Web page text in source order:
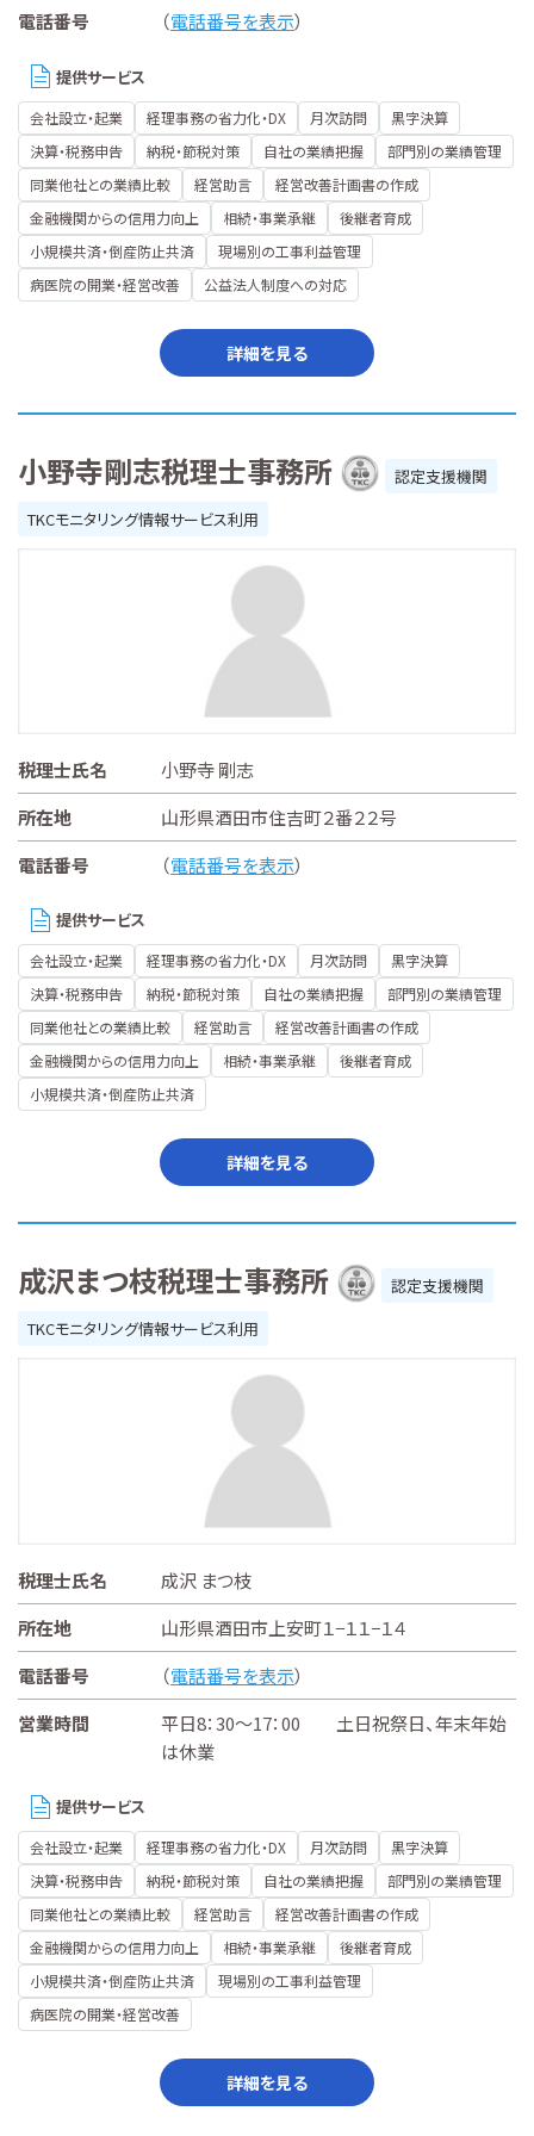
電話番号 （電話番号を表示）
提供サービス
会社設立・起業 経理事務の省力化・DX 月次訪問
黒字決算
決算・税務申告
納税・節税対策 自社の業績把握
部門別の業績管理
同業他社との業績比較
経営助言
経営改善計画書の作成
金融機関からの信用力向上
相続・事業承継
後継者育成
小規模共済・倒産防止共済
現場別の工事利益管理
病医院の開業・経営改善
公益法人制度への対応
詳細を見る
小野寺剛志税理士事務所
認定支援機関
TKCモニタリング情報サービス利用
税理士氏名
小野寺 剛志
所在地
山形県酒田市住吉町２番２２号
電話番号
（電話番号を表示）
提供サービス
会社設立・起業 経理事務の省力化・DX 月次訪問
黒字決算
決算・税務申告
納税・節税対策 自社の業績把握
部門別の業績管理
同業他社との業績比較
経営助言
経営改善計画書の作成
金融機関からの信用力向上
相続・事業承継
後継者育成
小規模共済・倒産防止共済
詳細を見る
成沢まつ枝税理士事務所
認定支援機関
TKCモニタリング情報サービス利用
税理士氏名
成沢 まつ枝
所在地
山形県酒田市上安町１−１１−１４
電話番号
（電話番号を表示）
営業時間
平日8：30～17：00 土日祝祭日、年末年始
は休業
提供サービス
会社設立・起業 経理事務の省力化・DX 月次訪問
黒字決算
決算・税務申告
納税・節税対策 自社の業績把握
部門別の業績管理
同業他社との業績比較
経営助言
経営改善計画書の作成
金融機関からの信用力向上
相続・事業承継
後継者育成
小規模共済・倒産防止共済
現場別の工事利益管理
病医院の開業・経営改善
詳細を見る